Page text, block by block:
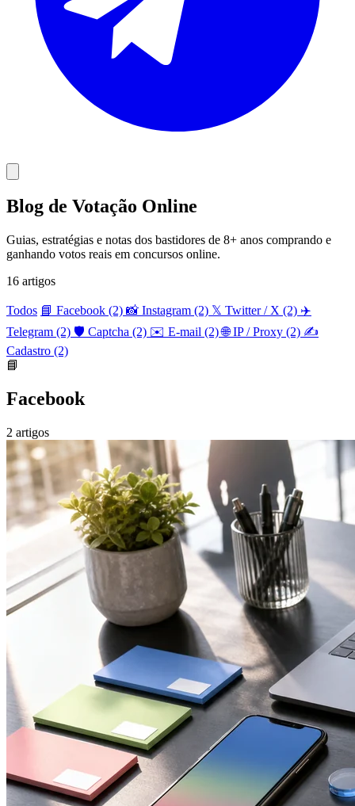
Blog de Votação Online
Guias, estratégias e notas dos bastidores de 8+ anos comprando e
ganhando votos reais em concursos online.
16 artigos
Todos 📘 Facebook (2) 📸 Instagram (2) 𝕏 Twitter / X (2) ✈️
Telegram (2) 🛡️ Captcha (2) ✉️ E-mail (2) 🌐 IP / Proxy (2) ✍️
Cadastro (2)
📘
Facebook
2 artigos